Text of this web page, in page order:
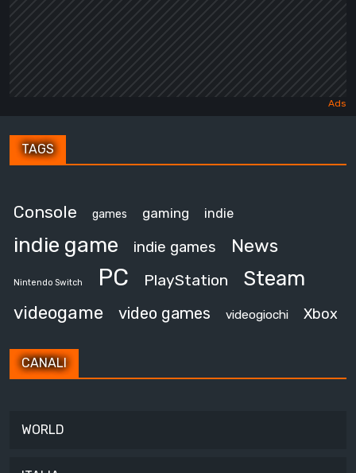
TAGS
Console games gaming indie
indie game indie games News
Nintendo Switch PC PlayStation Steam
videogame video games videogiochi Xbox
CANALI
WORLD